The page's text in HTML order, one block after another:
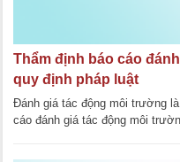
Thẩm định báo cáo
quy định pháp luật
Đánh giá tác động môi trường
cáo đánh giá tác động môi